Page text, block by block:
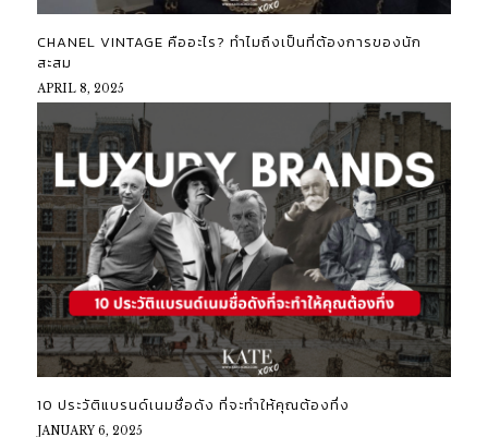
CHANEL VINTAGE คืออะไร? ทำไมถึงเป็นที่ต้องการของนัก
สะสม
APRIL 8, 2025
10 ประวัติแบรนด์เนมชื่อดัง ที่จะทำให้คุณต้องทึ่ง
JANUARY 6, 2025